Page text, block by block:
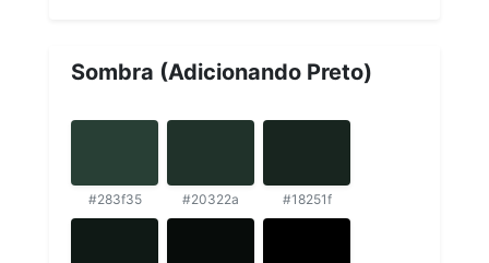
Sombra (Adicionando Preto)
#283f35 #20322a #18251f